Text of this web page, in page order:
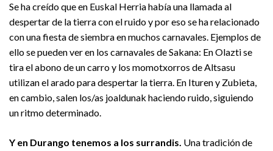
Se ha creído que en Euskal Herria había una llamada al
despertar de la tierra con el ruido y por eso se ha relacionado
con una fiesta de siembra en muchos carnavales. Ejemplos de
ello se pueden ver en los carnavales de Sakana: En Olazti se
tira el abono de un carro y los momotxorros de Altsasu
utilizan el arado para despertar la tierra. En Ituren y Zubieta,
en cambio, salen los/as joaldunak haciendo ruido, siguiendo
un ritmo determinado.
Y en Durango tenemos a los surrandis. Una tradición de